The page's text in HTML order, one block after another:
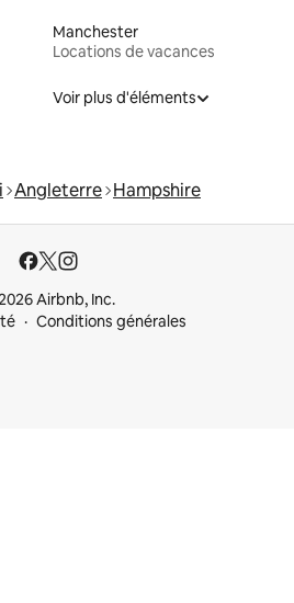
Manchester
Locations de vacances
Voir plus d'éléments
Angleterre Hampshire
Airbnb, Inc.
Conditions générales